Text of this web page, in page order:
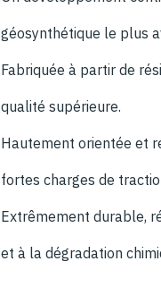
géosynthétique le plus
Fabriquée à partir de
qualité supérieure.
Hautement orientée et
fortes charges de
Extrêmement durable,
et à la dégradation